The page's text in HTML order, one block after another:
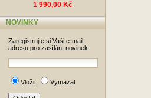
1 990,00 Kč
NOVINKY
Zaregistrujte si Vaši e-mail
adresu pro zasílání novinek.
Vložit Vymazat